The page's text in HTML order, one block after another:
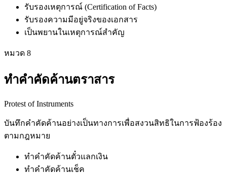
รับรองเหตุการณ์ (Certification of Facts)
รับรองความมีอยู่จริงของเอกสาร
เป็นพยานในเหตุการณ์สำคัญ
หมวด 8
ทำคำคัดค้านตราสาร
Protest of Instruments
บันทึกคำคัดค้านอย่างเป็นทางการเพื่อสงวนสิทธิในการฟ้องร้อง
ตามกฎหมาย
ทำคำคัดค้านตั๋วแลกเงิน
ทำคำคัดค้านเช็ค